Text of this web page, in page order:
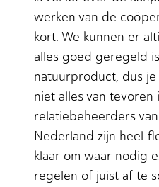
werken van de
kort. We kunnen er
alles goed geregeld
natuurproduct, dus
niet alles van tevoren
relatiebeheerders
Nederland zijn heel
klaar om waar nodig
regelen of juist af te